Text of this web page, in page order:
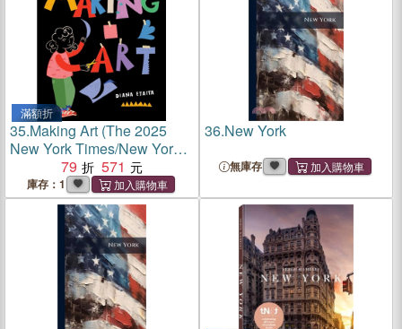
滿額折
35.Making Art (The 2025
New York Times/New York
Public Library Best
Illustrated Children's Books)
79 571
庫存：1
36.New York
無庫存